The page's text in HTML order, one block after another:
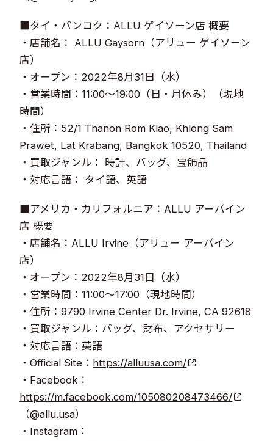
■タイ・バンコク：ALLU ゲイソーン店 概要
・店舗名： ALLU Gaysorn（アリュー ゲイソーン
店）
・オープン：2022年8月31日（水）
・営業時間：11:00～19:00（日・月休み）（現地
時間）
・住所：52/1 Thanon Rom Klao, Khlong Sam
Prawet, Lat Krabang, Bangkok 10520, Thailand
・買取ジャンル： 時計、バッグ、宝飾品
・対応言語： タイ語、英語
■アメリカ・カリフォルニア：ALLU アーバイン
店 概要
・店舗名：ALLU Irvine（アリュー アーバイン
店）
・オープン：2022年8月31日（水）
・営業時間：11:00～17:00（現地時間）
・住所：9790 Irvine Center Dr. Irvine, CA 92618
・買取ジャンル：バッグ、財布、アクセサリー
・対応言語：英語
・Official Site： https://alluusa.com/
・Facebook：
https://m.facebook.com/105080208473466/
（@allu.usa）
・Instagram：